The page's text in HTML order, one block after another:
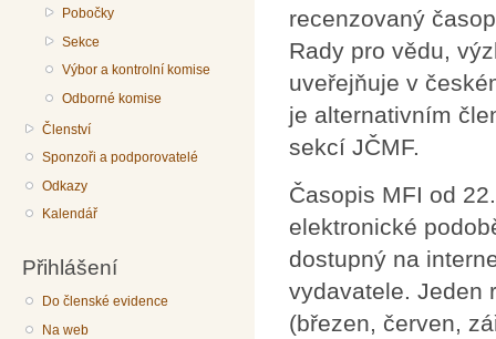
Pobočky
Sekce
Výbor a kontrolní komise
Odborné komise
Členství
Sponzoři a podporovatelé
Odkazy
Kalendář
Přihlášení
Do členské evidence
Na web
recenzovaný
Rady pro vědu,
uveřejňuje v
je alternativním
sekcí JČMF.
Časopis MFI od
elektronické
dostupný na
vydavatele. Jeden
(březen, červen,